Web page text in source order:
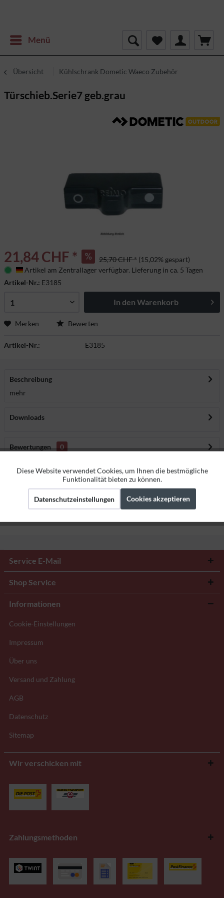
Menü
Übersicht Kühlschrank Dometic Waeco Zubehör
Türschieb.Serie7 geb.grau
21,84 CHF * 25,70 CHF * (15,02% gespart)
Deutschland
Artikel am Zentrallager verfügbar. Lieferung in ca. 5 Tagen
Artikel-Nr.: E3185
In den Warenkorb
Merken Bewerten
Artikel-Nr.: E3185
Beschreibung
mehr
Downloads
Bewertungen
0
Herstellerangaben
Service E-Mail
Shop Service
Informationen
Cookie-Einstellungen
Impressum
Über uns
Versand und Zahlung
AGB
Datenschutz
Sitemap
Wir verschicken mit
Zahlungsmethoden
Funktionale Aktiv
Marketing Aktiv
Diese Website verwendet Cookies, um Ihnen die bestmögliche
Funktionalität bieten zu können.
Datenschutzeinstellungen Cookies akzeptieren